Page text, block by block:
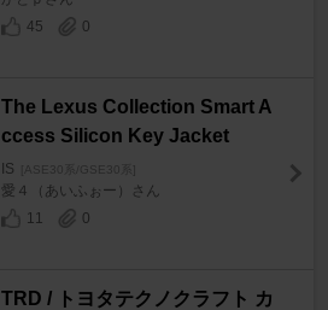
45
0
The Lexus Collection Smart A
ccess Silicon Key Jacket
IS [ASE30系/GSE30系]
愛４（あいふぉー）さん
11
0
TRD / トヨタテクノクラフト カ